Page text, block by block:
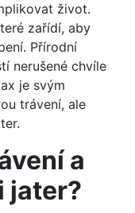
život.
zařídí, aby
Přírodní
nerušené chvíle
je svým
trávení, ale
a
jater?